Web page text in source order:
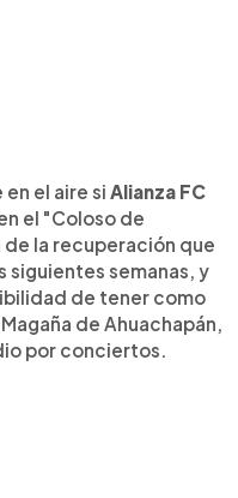
el aire si Alianza FC
el "Coloso de
la recuperación que
siguientes semanas, y
de tener como
de Ahuachapán,
por conciertos.